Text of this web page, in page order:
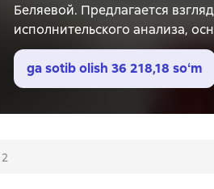
Беляевой. Предлагается
исполнительского анализа,
в современном высшем
книги, разбор будет полезен
ga sotib olish 36 218,18 soʻm
2